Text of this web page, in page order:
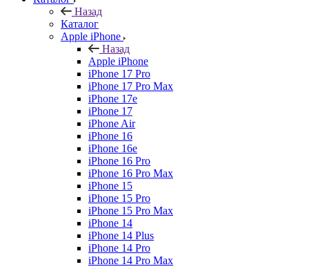
Назад
Каталог
Apple iPhone
Назад
Apple iPhone
iPhone 17 Pro
iPhone 17 Pro Max
iPhone 17e
iPhone 17
iPhone Air
iPhone 16
iPhone 16e
iPhone 16 Pro
iPhone 16 Pro Max
iPhone 15
iPhone 15 Pro
iPhone 15 Pro Max
iPhone 14
iPhone 14 Plus
iPhone 14 Pro
iPhone 14 Pro Max